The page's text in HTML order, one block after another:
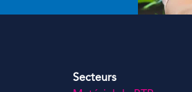
Secteurs